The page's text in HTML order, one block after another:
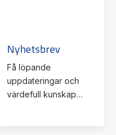
Nyhetsbrev
Få löpande
uppdateringar och
värdefull kunskap